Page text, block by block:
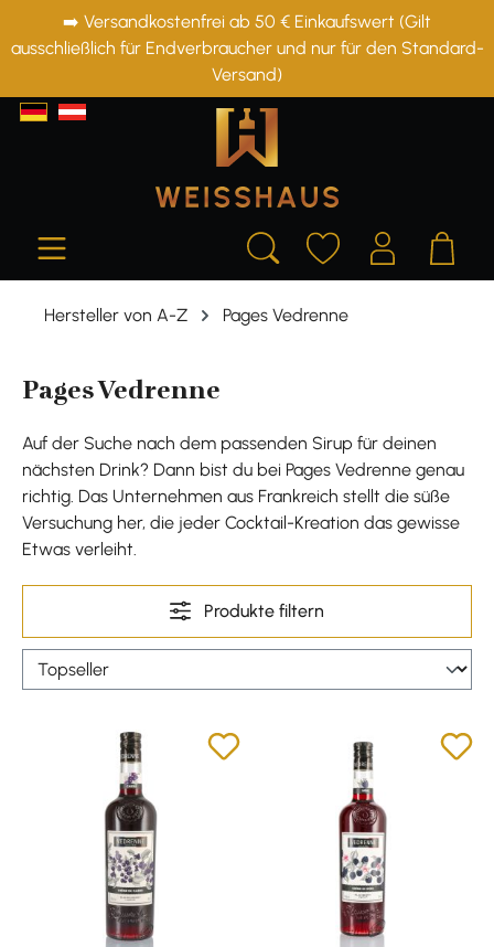
springen
➡️ Versandkostenfrei ab 50 € Einkaufswert (Gilt
ausschließlich für Endverbraucher und nur für den Standard-
Versand)
Hersteller von A-Z Pages Vedrenne
Pages Vedrenne
Auf der Suche nach dem passenden Sirup für deinen
nächsten Drink? Dann bist du bei Pages Vedrenne genau
richtig. Das Unternehmen aus Frankreich stellt die süße
Versuchung her, die jeder Cocktail-Kreation das gewisse
Etwas verleiht.
Produkte filtern